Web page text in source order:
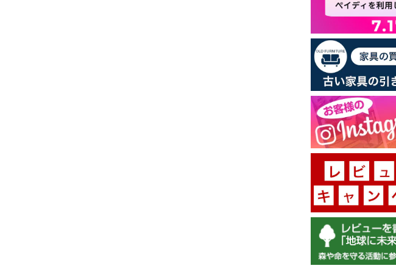
tansu-gen884787